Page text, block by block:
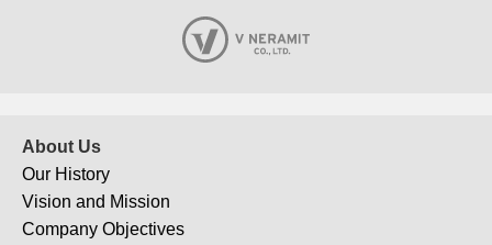
About Us
Our History
Vision and Mission
Company Objectives